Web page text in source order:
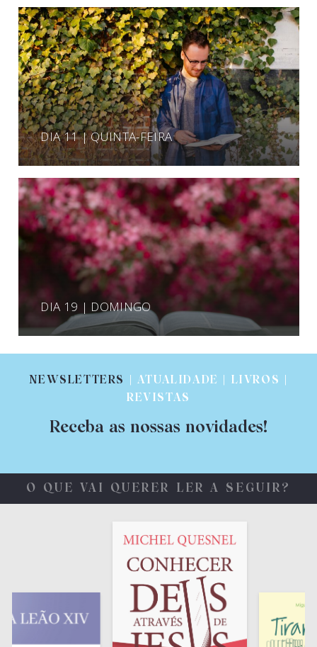
DIA 11 | QUINTA-FEIRA
DIA 19 | DOMINGO
NEWSLETTERS
| ATUALIDADE | LIVROS |
REVISTAS
Receba as nossas novidades!
O QUE VAI QUERER LER A SEGUIR?